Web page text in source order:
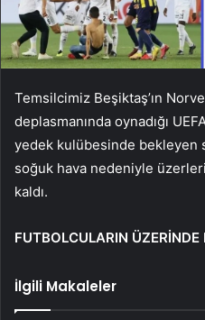
Temsilcimiz Beşiktaş’ın
deplasmanında oynadığı
yedek kulübesinde bekleyen
soğuk hava nedeniyle
kaldı.
FUTBOLCULARIN
İlgili Makaleler